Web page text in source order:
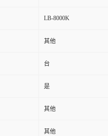
LB-8000K
其他
台
是
其他
其他